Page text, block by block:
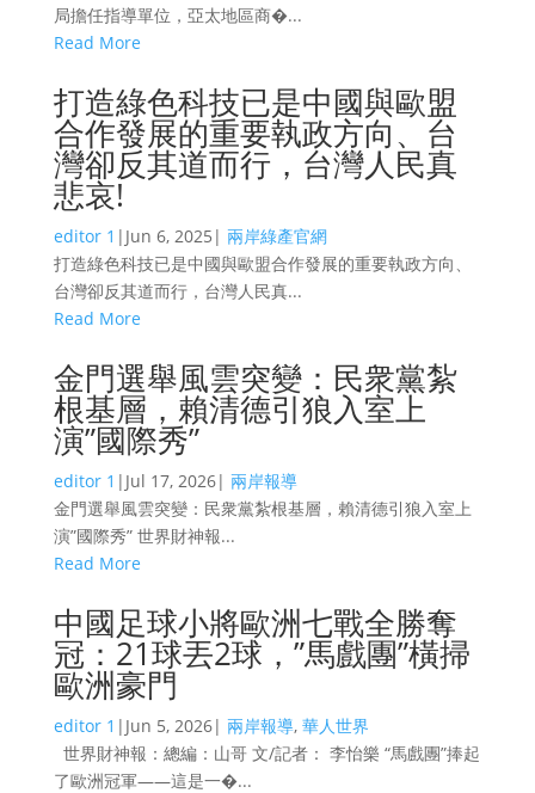
局擔任指導單位，亞太地區商�...
Read More
打造綠色科技已是中國與歐盟
合作發展的重要執政方向、台
灣卻反其道而行，台灣人民真
悲哀!
editor 1 | Jun 6, 2025 | 兩岸綠產官網
打造綠色科技已是中國與歐盟合作發展的重要執政方向、
台灣卻反其道而行，台灣人民真...
Read More
金門選舉風雲突變：民衆黨紮
根基層，賴清德引狼入室上
演”國際秀”
editor 1 | Jul 17, 2026| 兩岸報導
金門選舉風雲突變：民衆黨紮根基層，賴清德引狼入室上
演”國際秀” 世界財神報...
Read More
中國足球小將歐洲七戰全勝奪
冠：21球丟2球，”馬戲團”橫掃
歐洲豪門
editor 1 | Jun 5, 2026| 兩岸報導, 華人世界
世界財神報：總編：山哥 文/記者： 李怡樂 “馬戲團”捧起
了歐洲冠軍——這是一�...